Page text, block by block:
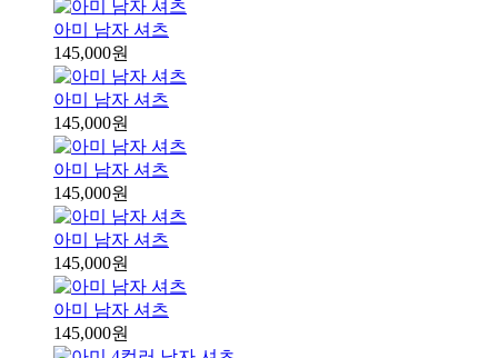
아미 남자 셔츠
145,000원
아미 남자 셔츠
145,000원
아미 남자 셔츠
145,000원
아미 남자 셔츠
145,000원
아미 남자 셔츠
145,000원